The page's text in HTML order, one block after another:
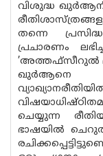
വിശുദ്ധ ഖുർആന്
തന്നെ
പ്രചാരണം
’അത്തഫ്‌സീറുൽ
ഖുർആനെ
ചെയ്യുന്ന
ഭാഷയിൽ